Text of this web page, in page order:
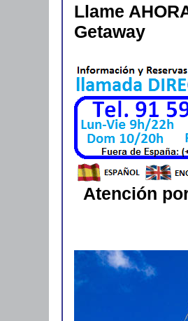
Llame
Getaway
Atención